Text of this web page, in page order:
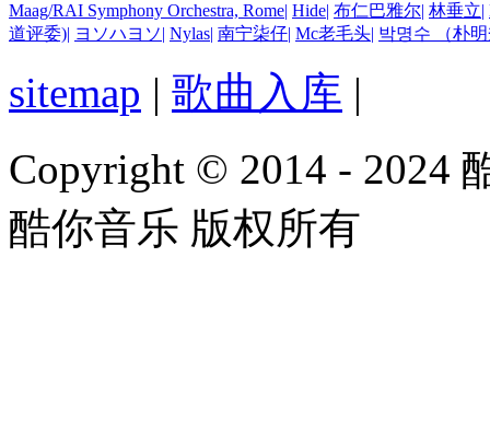
Maag/RAI Symphony Orchestra, Rome| Hide| 布仁巴雅尔| 林垂立|
道评委)| ヨソハヨソ| Nylas| 南宁柒仔| Mc老毛头| 박명수 （朴
sitemap | 歌曲入库 |
Copyright © 2014 - 2024
酷你音乐 版权所有